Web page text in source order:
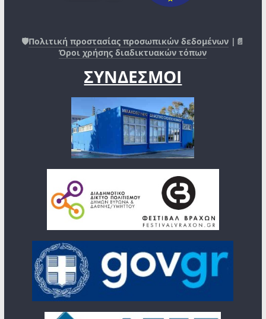
🛡️Πολιτική προστασίας προσωπικών δεδομένων |📄
Όροι χρήσης διαδικτυακών τόπων
ΣΥΝΔΕΣΜΟΙ